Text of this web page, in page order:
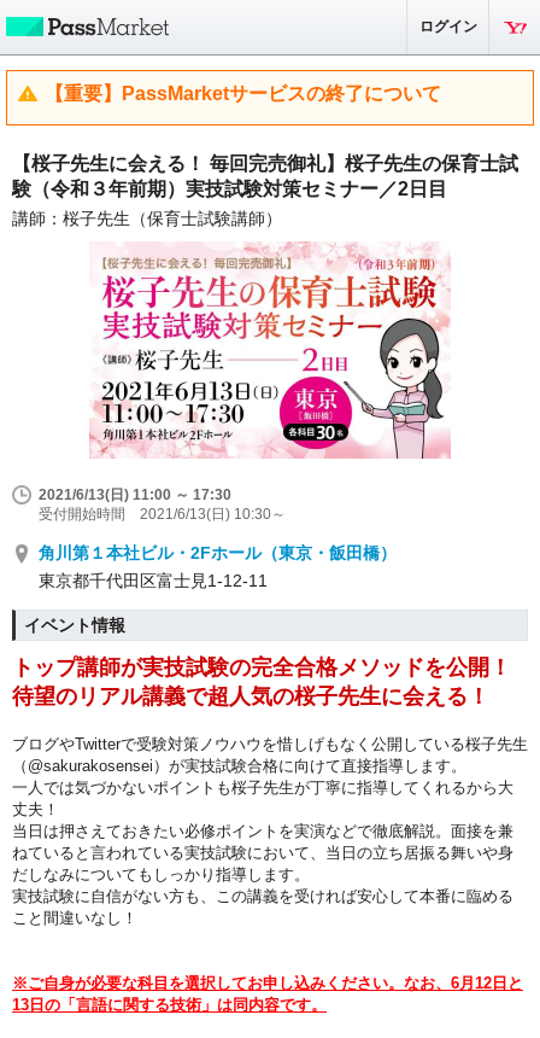
ログイン
【重要】PassMarketサービスの終了について
【桜子先生に会える！ 毎回完売御礼】桜子先生の保育士試
験（令和３年前期）実技試験対策セミナー／2日目
講師：桜子先生（保育士試験講師）
2021/6/13(日) 11:00 ～ 17:30
受付開始時間 2021/6/13(日) 10:30～
角川第１本社ビル・2Fホール（東京・飯田橋）
東京都千代田区富士見1-12-11
イベント情報
トップ講師が実技試験の完全合格メソッドを公開！
待望のリアル講義で超人気の桜子先生に会える！
ブログやTwitterで受験対策ノウハウを惜しげもなく公開している桜子先生
（@sakurakosensei）が実技試験合格に向けて直接指導します。
一人では気づかないポイントも桜子先生が丁寧に指導してくれるから大
丈夫！
当日は押さえておきたい必修ポイントを実演などで徹底解説。面接を兼
ねていると言われている実技試験において、当日の立ち居振る舞いや身
だしなみについてもしっかり指導します。
実技試験に自信がない方も、この講義を受ければ安心して本番に臨める
こと間違いなし！
※ご自身が必要な科目を選択してお申し込みください。なお、6月12日と
13日の「言語に関する技術」は同内容です。